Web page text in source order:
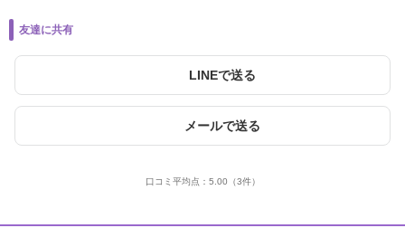
友達に共有
LINEで送る
メールで送る
口コミ平均点： 5.00 （3件）